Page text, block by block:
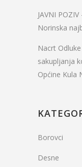
JAVNI
Norinska
Nacrt
sakupljanja
Općine Kula
Borovci
Desne